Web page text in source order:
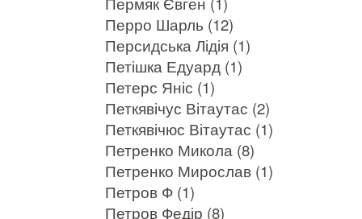
Перро Шарль (12)
Персидська Лідія (1)
Петішка Едуард (1)
Петерс Яніс (1)
Петкявічус Вітаутас (2)
Петкявічюс Вітаутас (1)
Петренко Микола (8)
Петренко Мирослав (1)
Петров Ф (1)
Петров Федір (8)